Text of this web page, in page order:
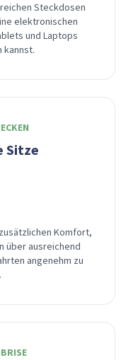
Steckdosen
elektronischen
und Laptops
kannst.
Sitze
Komfort,
über ausreichend
angenehm zu